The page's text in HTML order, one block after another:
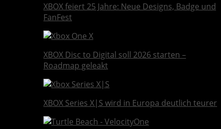
XBOX feiert 25 Jahre: Neue Designs, Badge und
FanFest
XBOX Disc to Digital soll 2026 starten –
Roadmap geleakt
XBOX Series X|S wird in Europa deutlich teurer